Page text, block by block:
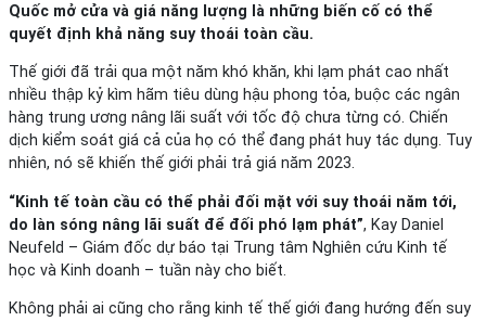
Quốc mở cửa và giá năng lượng là những biến cố có thể
quyết định khả năng suy thoái toàn cầu.
Thế giới đã trải qua một năm khó khăn, khi lạm phát cao nhất
nhiều thập kỷ kìm hãm tiêu dùng hậu phong tỏa, buộc các ngân
hàng trung ương nâng lãi suất với tốc độ chưa từng có. Chiến
dịch kiểm soát giá cả của họ có thể đang phát huy tác dụng. Tuy
nhiên, nó sẽ khiến thế giới phải trả giá năm 2023.
“Kinh tế toàn cầu có thể phải đối mặt với suy thoái năm tới,
do làn sóng nâng lãi suất để đối phó lạm phát”, Kay Daniel
Neufeld – Giám đốc dự báo tại Trung tâm Nghiên cứu Kinh tế
học và Kinh doanh – tuần này cho biết.
Không phải ai cũng cho rằng kinh tế thế giới đang hướng đến suy